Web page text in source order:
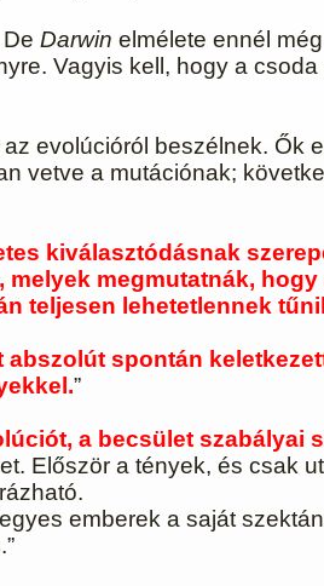
Darwin elmélete ennél
Vagyis kell, hogy a
evolúcióról beszélnek. Ők
vetve a mutációnak;
kiválasztódásnak
megmutatnák,
teljesen lehetetlennek
spontán
”
a becsület szabályai
Először a tények, és csak
emberek a saját